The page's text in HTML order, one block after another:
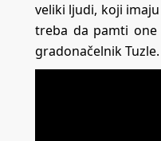
veliki ljudi, koji
treba da pamti one
gradonačelnik Tuzle.